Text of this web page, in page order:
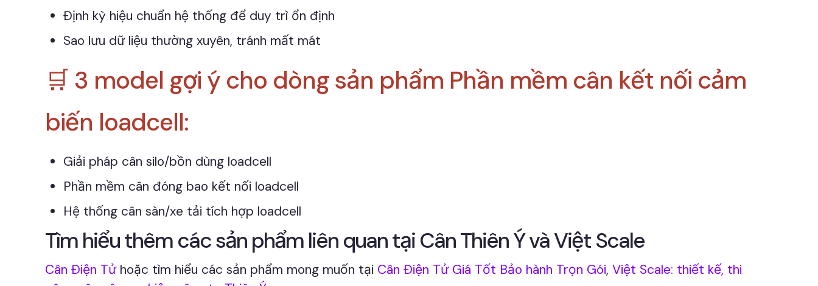
Định kỳ hiệu chuẩn hệ thống để duy trì ổn định
Sao lưu dữ liệu thường xuyên, tránh mất mát
🛒 3 model gợi ý cho dòng sản phẩm Phần mềm cân kết nối cảm
biến loadcell:
Giải pháp cân silo/bồn dùng loadcell
Phần mềm cân đóng bao kết nối loadcell
Hệ thống cân sàn/xe tải tích hợp loadcell
Tìm hiểu thêm các sản phẩm liên quan tại Cân Thiên Ý và Việt Scale
Cân Điện Tửhoặc tìm hiểu các sản phẩm mong muốn tại Cân Điện Tử Giá Tốt Bảo hành Trọn Gói, Việt Scale: thiết kế, thi